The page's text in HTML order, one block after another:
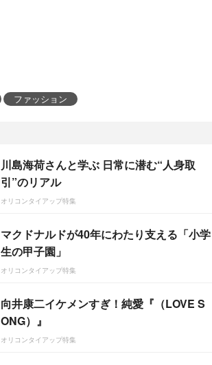
ファッション
川島海荷さんと学ぶ 日常に潜む“人身取
引”のリアル
オリコンタイアップ特集
マクドナルドが40年にわたり支える「小学
生の甲子園」
オリコンタイアップ特集
向井康二イケメンすぎ！純愛『（LOVE S
ONG）』
オリコンタイアップ特集